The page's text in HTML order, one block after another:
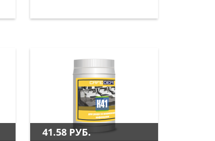
41.58 РУБ.